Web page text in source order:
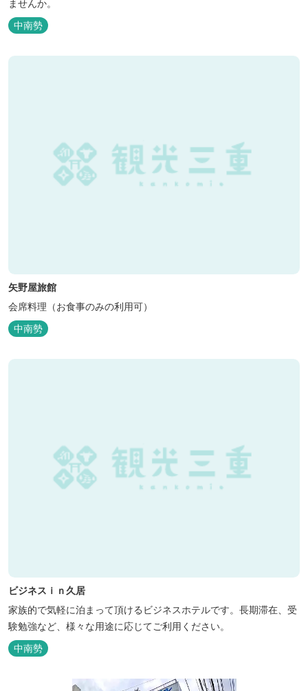
ませんか。
中南勢
矢野屋旅館
会席料理（お食事のみの利用可）
中南勢
ビジネスｉｎ久居
家族的で気軽に泊まって頂けるビジネスホテルです。長期滞在、受
験勉強など、様々な用途に応じてご利用ください。
中南勢